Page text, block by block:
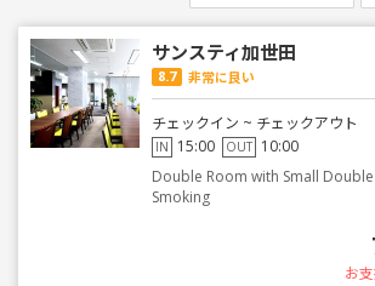
サンスティ加世田
8.7 非常に良い
チェックイン ~ チェックアウト
IN 15:00 OUT 10:00
Double Room with Small
Smoking
お